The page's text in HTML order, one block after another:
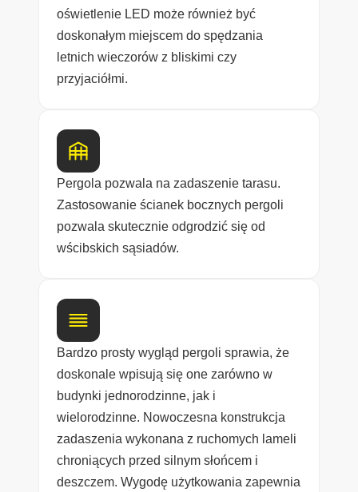
oświetlenie LED może również być
doskonałym miejscem do spędzania
letnich wieczorów z bliskimi czy
przyjaciółmi.
Pergola pozwala na zadaszenie tarasu.
Zastosowanie ścianek bocznych pergoli
pozwala skutecznie odgrodzić się od
wścibskich sąsiadów.
Bardzo prosty wygląd pergoli sprawia, że
doskonale wpisują się one zarówno w
budynki jednorodzinne, jak i
wielorodzinne. Nowoczesna konstrukcja
zadaszenia wykonana z ruchomych lameli
chroniących przed silnym słońcem i
deszczem. Wygodę użytkowania zapewnia